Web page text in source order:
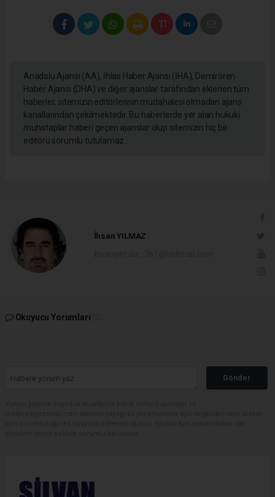
Anadolu Ajansı (AA), İhlas Haber Ajansı (İHA), Demirören
Haber Ajansı (DHA) ve diğer ajanslar tarafından eklenen tüm
haberler, sitemizin editörlerinin müdahalesi olmadan ajans
kanallarından çekilmektedir. Bu haberlerde yer alan hukuki
muhataplar haberi geçen ajanslar olup sitemizin hiç bir
editörü sorumlu tutulamaz...
İhsan YILMAZ
Okuyucu Yorumları
Gönder